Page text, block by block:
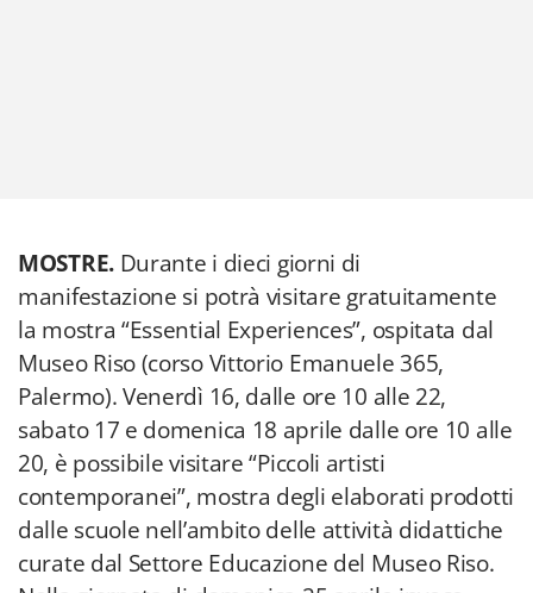
MOSTRE.Durante i dieci giorni di
manifestazione si potrà visitare gratuitamente
la mostra “Essential Experiences”, ospitata dal
Museo Riso (corso Vittorio Emanuele 365,
Palermo). Venerdì 16, dalle ore 10 alle 22,
sabato 17 e domenica 18 aprile dalle ore 10 alle
20, è possibile visitare “Piccoli artisti
contemporanei”, mostra degli elaborati prodotti
dalle scuole nell’ambito delle attività didattiche
curate dal Settore Educazione del Museo Riso.